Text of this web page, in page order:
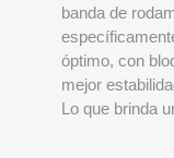
banda de
óptimo, con
mejor
Lo que brinda